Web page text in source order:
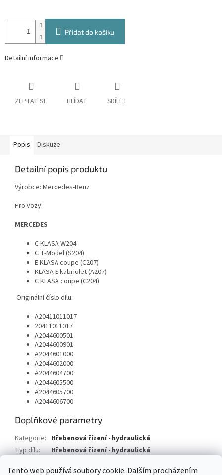
Tento web používá soubory cookie. Dalším procházením
Přidat do košíku
Detailní informace
ZEPTAT SE HLÍDAT SDÍLET
Popis Diskuze
Detailní popis produktu
Výrobce: Mercedes-Benz
Pro vozy:
MERCEDES
C KLASA W204
C T-Model (S204)
E KLASA coupe (C207)
KLASA E kabriolet (A207)
C KLASA coupe (C204)
Originální číslo dílu:
A20411011017
20411011017
A2044600501
A2044600901
A2044601000
A2044602000
A2044604700
A2044605500
A2044605700
A2044606700
Doplňkové parametry
Kategorie: Hřebenová řízení - hydraulická
Typ dílu:
Hřebenová řízení - hydraulická